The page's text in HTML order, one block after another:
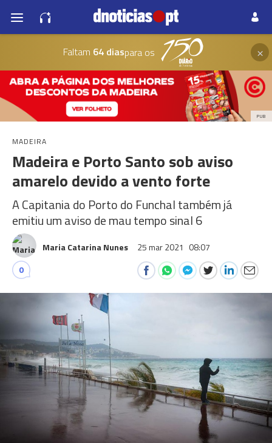
Faltam 64 diaspara os ×
PUB
MADEIRA
Madeira e Porto Santo sob aviso
amarelo devido a vento forte
A Capitania do Porto do Funchal também já
emitiu um aviso de mau tempo sinal 6
Maria Catarina Nunes 25 mar 2021 08:07
0